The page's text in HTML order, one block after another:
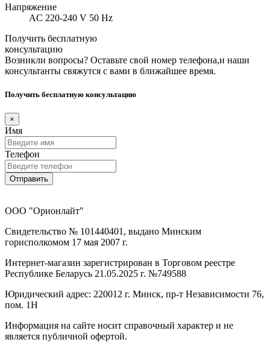
Напряжение
AC 220-240 V 50 Hz
Получить бесплатную
консультацию
Возникли вопросы? Оставьте свой номер телефона,и наши
консультанты свяжутся с вами в ближайшее время.
Получить бесплатную консультацию
×
Имя
Телефон
Отправить
ООО "Орионлайт"
Свидетельство № 101440401, выдано Минским
горисполкомом 17 мая 2007 г.
Интернет-магазин зарегистрирован в Торговом реестре
Республике Беларусь 21.05.2025 г. №749588
Юридический адрес: 220012 г. Минск, пр-т Независимости 76,
пом. 1Н
Информация на сайте носит справочный характер и не
является публичной офертой.